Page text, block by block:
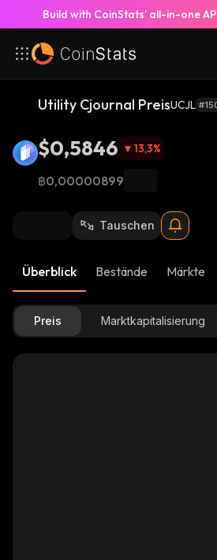
Build with CoinStats’ all-in-one
Utility Cjournal PreisUCJL
$0,5846 13,3%
฿0,00000899
Tauschen
Überblick Bestände Märkte
Preis Marktkapitalisierung